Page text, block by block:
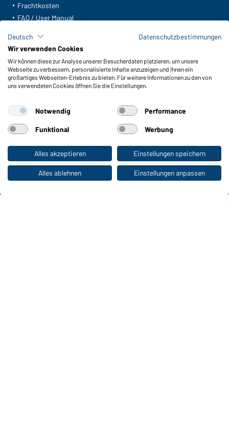
Zum Privatkunden-Shop
Frachtkosten
FAQ / User Manual
Meldeportal nach Hinweisgeberschutz
Funktionen & Pflege
Produkteigenschaften
Pflegehinweise
Farben
WORKWEAR COLLECTION
Die ideale Wahl für Professionals: Kollektionen
entdecken!
Deutsch
Datenschutzbestimmungen
Wir verwenden Cookies
Wir können diese zur Analyse unserer Besucherdaten platzieren, um unsere
Webseite zu verbessern, personalisierte Inhalte anzuzeigen und Ihnen ein
großartiges Webseiten-Erlebnis zu bieten. Für weitere Informationen zu den von
uns verwendeten Cookies öffnen Sie die Einstellungen.
Notwendig Performance
Funktional Werbung
Alles akzeptieren Einstellungen speichern
Alles ablehnen Einstellungen anpassen